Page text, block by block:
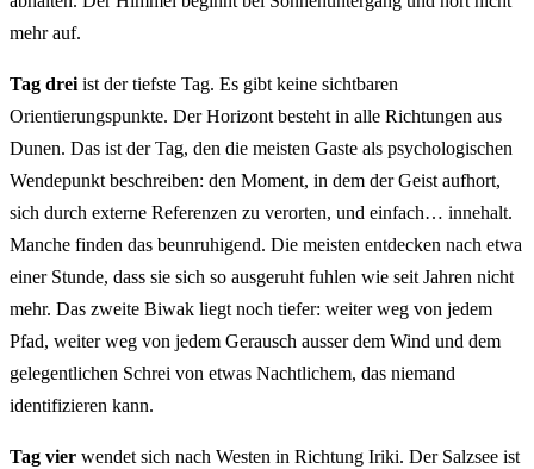
mehr auf.
Tag drei ist der tiefste Tag. Es gibt keine sichtbaren
Orientierungspunkte. Der Horizont besteht in alle Richtungen aus
Dunen. Das ist der Tag, den die meisten Gaste als psychologischen
Wendepunkt beschreiben: den Moment, in dem der Geist aufhort,
sich durch externe Referenzen zu verorten, und einfach… innehalt.
Manche finden das beunruhigend. Die meisten entdecken nach etwa
einer Stunde, dass sie sich so ausgeruht fuhlen wie seit Jahren nicht
mehr. Das zweite Biwak liegt noch tiefer: weiter weg von jedem
Pfad, weiter weg von jedem Gerausch ausser dem Wind und dem
gelegentlichen Schrei von etwas Nachtlichem, das niemand
identifizieren kann.
Tag vier wendet sich nach Westen in Richtung Iriki. Der Salzsee ist